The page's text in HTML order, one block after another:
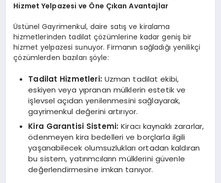
Hizmet Yelpazesi ve Öne Çıkan Avantajlar
Üstünel Gayrimenkul, daire satış ve kiralama
hizmetlerinden tadilat çözümlerine kadar geniş bir
hizmet yelpazesi sunuyor. Firmanın sağladığı yenilikçi
çözümlerden bazıları şöyle:
Tadilat Hizmetleri: Uzman tadilat ekibi,
eskiyen veya yıpranan mülklerin estetik ve
işlevsel açıdan yenilenmesini sağlayarak,
gayrimenkul değerini artırıyor.
Kira Garantisi Sistemi: Kiracı kaynaklı zararlar,
ödenmeyen kira bedelleri ve borçlarla ilgili
yaşanabilecek olumsuzlukları ortadan kaldıran
bu sistem, yatırımcıların mülklerini güvenle
değerlendirmesine imkan tanıyor.